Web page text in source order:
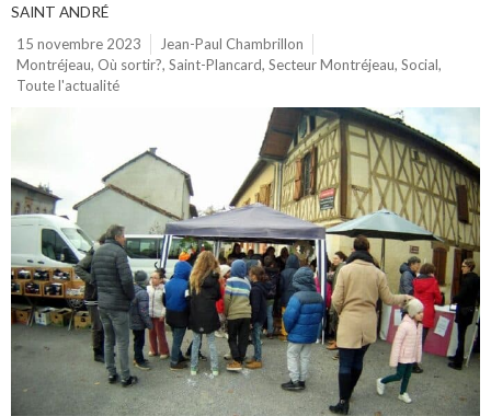
SAINT ANDRÉ
15 novembre 2023
Jean-Paul Chambrillon
Montréjeau, Où sortir?, Saint-Plancard, Secteur Montréjeau, Social,
Toute l'actualité